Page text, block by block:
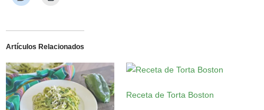
Artículos Relacionados
Receta de Torta Boston